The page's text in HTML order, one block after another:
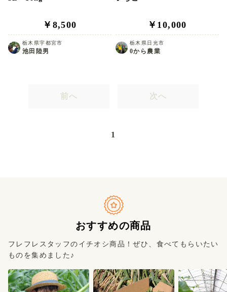
￥8,500
栃木県宇都宮市
池田陸男
￥10,000
栃木県日光市
0から農業
前へ 次へ
1
おすすめの商品
フレフレスタッフのイチオシ商品！ぜひ、食べてもらいたい
ものを集めました♪